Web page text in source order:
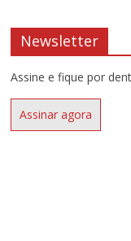
Newsletter
Assine e fique por
Assinar agora